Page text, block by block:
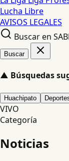
Lucha Libre
AVISOS LEGALES
Buscar en
Buscar
▲ Búsquedas
Huachipato
VIVO
Categoría
Noticias